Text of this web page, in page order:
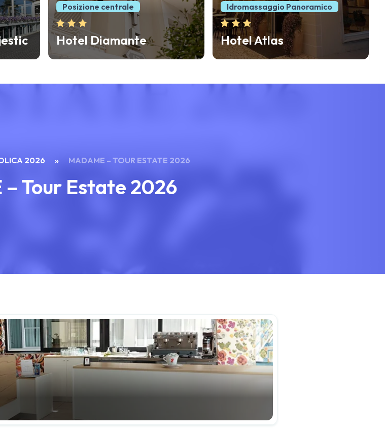
Idromassaggio Panoramico
Hotel Atlas
Vicinissimo al Mare
Hotel Florida
2026 » MADAME – TOUR ESTATE 2026
Tour Estate 2026